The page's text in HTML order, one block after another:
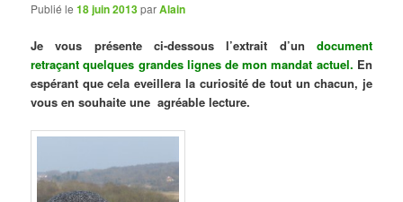
Publié le18 juin 2013parAlain
Je vous présente ci-dessous l’extrait d’un document
retraçant quelques grandes lignes de mon mandat actuel. En
espérant que cela eveillera la curiosité de tout un chacun, je
vous en souhaite une agréable lecture.